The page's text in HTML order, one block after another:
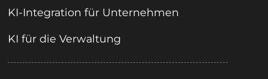
KI-Integration für Unternehmen
KI für die Verwaltung